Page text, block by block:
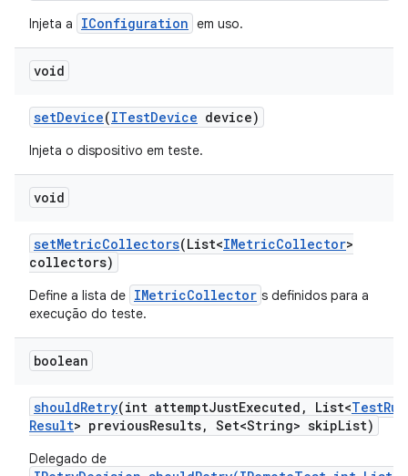
Injeta a IConfiguration em uso.
void
setDevice(ITestDevice device)
Injeta o dispositivo em teste.
void
setMetricCollectors(List<IMetricCollector>
collectors)
Define a lista de IMetricCollector s definidos para a
execução do teste.
boolean
shouldRetry(int attemptJustExecuted , List<TestRun
Result> previousResults, Set<String> skipList)
Delegado de